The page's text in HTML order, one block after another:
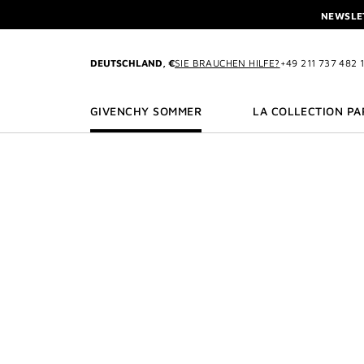
PROFITIEREN SIE
DEUTSCHLAND, €SIE BRAUCHEN HILFE? +49 211 737 482
GIVENCHY SOMMER LA COLLECTION